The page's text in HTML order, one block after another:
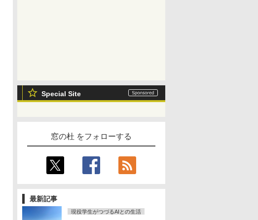
Special Site
窓の杜 をフォローする
最新記事
現役学生がつづるAIとの生活